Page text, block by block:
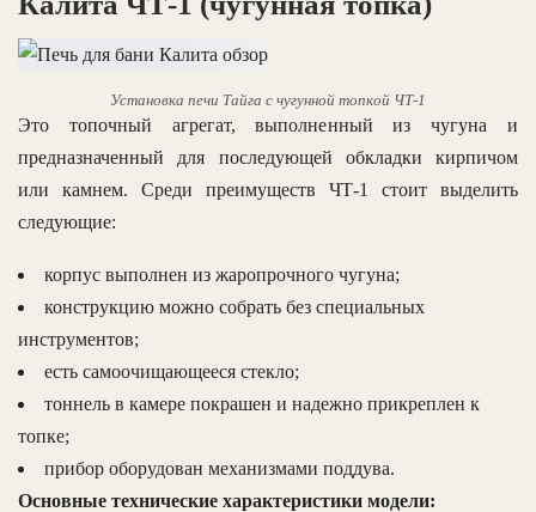
Установка печи Тайга с чугунной топкой ЧТ-1
Это топочный агрегат, выполненный из чугуна и
предназначенный для последующей обкладки кирпичом
или камнем. Среди преимуществ ЧТ-1 стоит выделить
следующие:
корпус выполнен из жаропрочного чугуна;
конструкцию можно собрать без специальных
инструментов;
есть самоочищающееся стекло;
тоннель в камере покрашен и надежно прикреплен к
топке;
прибор оборудован механизмами поддува.
Основные технические характеристики модели: